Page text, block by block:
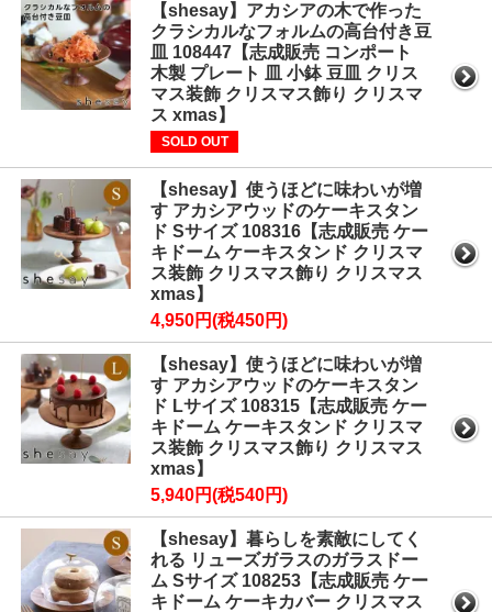
【shesay】アカシアの木で作った
クラシカルなフォルムの高台付き豆
皿 108447【志成販売 コンポート
木製 プレート 皿 小鉢 豆皿 クリス
マス装飾 クリスマス飾り クリスマ
ス xmas】
SOLD OUT
【shesay】使うほどに味わいが増
す アカシアウッドのケーキスタン
ド Sサイズ 108316【志成販売 ケー
キドーム ケーキスタンド クリスマ
ス装飾 クリスマス飾り クリスマス
xmas】
4,950円(税450円)
【shesay】使うほどに味わいが増
す アカシアウッドのケーキスタン
ド Lサイズ 108315【志成販売 ケー
キドーム ケーキスタンド クリスマ
ス装飾 クリスマス飾り クリスマス
xmas】
5,940円(税540円)
【shesay】暮らしを素敵にしてく
れる リューズガラスのガラスドー
ム Sサイズ 108253【志成販売 ケー
キドーム ケーキカバー クリスマス